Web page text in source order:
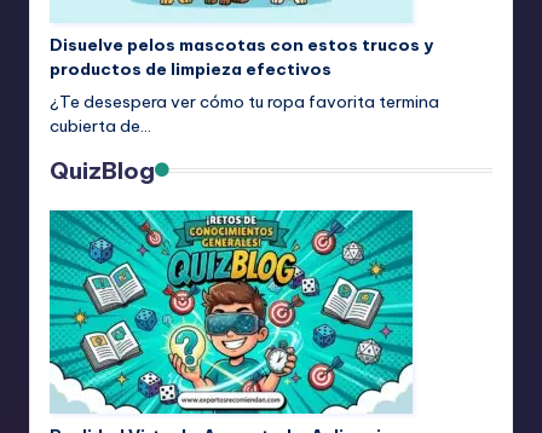
Disuelve pelos mascotas con estos trucos y
productos de limpieza efectivos
¿Te desespera ver cómo tu ropa favorita termina
cubierta de…
QuizBlog